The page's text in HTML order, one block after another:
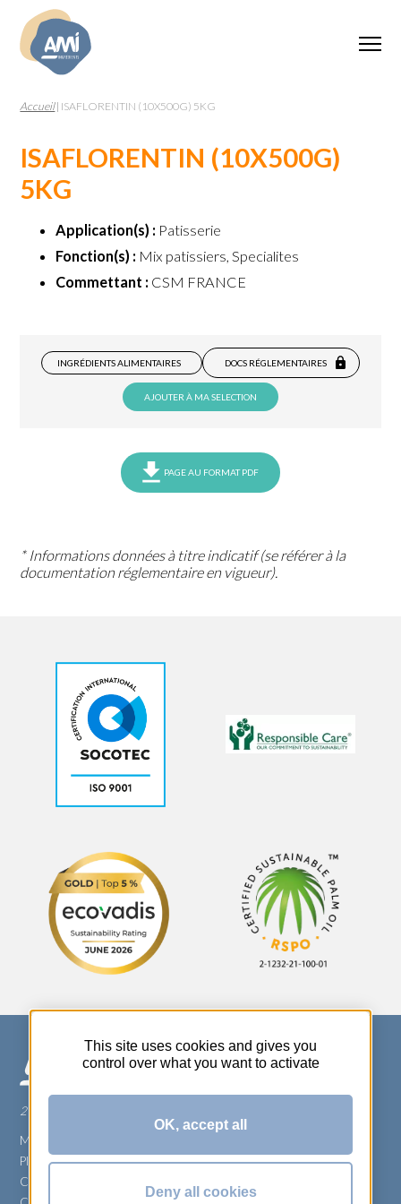
Accueil| ISAFLORENTIN (10X500G) 5KG
ISAFLORENTIN (10X500G)
5KG
Application(s) : Patisserie
Fonction(s) : Mix patissiers, Specialites
Commettant : CSM FRANCE
INGRÉDIENTS ALIMENTAIRES DOCS RÉGLEMENTAIRES
AJOUTER À MA SELECTION
PAGE AU FORMAT PDF
* Informations données à titre indicatif (se référer à la
documentation réglementaire en vigueur).
270 Rue Thérèse Planiol - 37310 TAUXIGNY
Mentions légales
Plan du site
Carrière
This site uses cookies and gives you
control over what you want to activate
OK, accept all
Deny all cookies